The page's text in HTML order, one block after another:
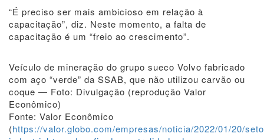
“É preciso ser mais ambicioso em relação à
capacitação”, diz. Neste momento, a falta de
capacitação é um “freio ao crescimento”.
Veículo de mineração do grupo sueco Volvo fabricado
com aço “verde” da SSAB, que não utilizou carvão ou
coque — Foto: Divulgação (reprodução Valor
Econômico)
Fonte: Valor Econômico
(https://valor.globo.com/empresas/noticia/2022/01/20/